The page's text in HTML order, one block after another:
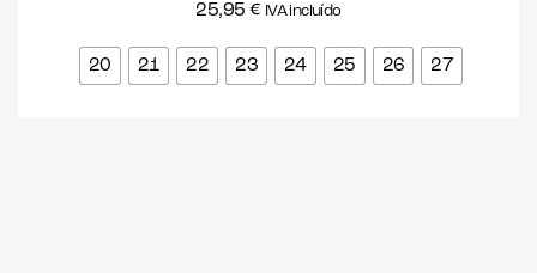
25,95 € IVA incluído
20 21 22 23 24 25 26 27